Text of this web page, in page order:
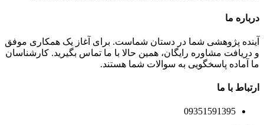
درباره ما
آینده پژوهشی شما در دستان شماست. برای آغاز یک همکاری موفق
و دریافت مشاوره رایگان، همین حالا با ما تماس بگیرید. کارشناسان
ما آماده پاسخگویی به سوالات شما هستند.
ارتباط با ما
09351591395